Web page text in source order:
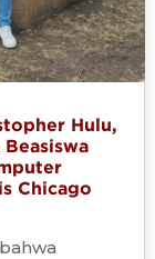
Hulu,
Chicago